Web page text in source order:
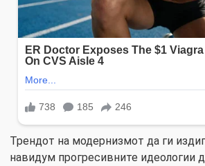
Трендот на модернизмот да ги
навидум прогресивните идеологии